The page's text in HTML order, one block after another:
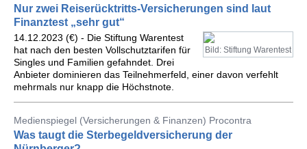
Nur zwei Reiserücktritts-Versicherungen sind laut
Finanztest „sehr gut“
Bild: Stiftung Warentest
14.12.2023 (€) - Die Stiftung Warentest
hat nach den besten Vollschutztarifen für
Singles und Familien gefahndet. Drei
Anbieter dominieren das Teilnehmerfeld, einer davon verfehlt
mehrmals nur knapp die Höchstnote.
Medienspiegel (Versicherungen & Finanzen) Procontra
Was taugt die Sterbegeldversicherung der